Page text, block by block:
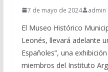
7 de mayo de 2024 admin
El Museo Histórico
Leonés, llevará adelante
Españoles”, una
miembros del Instituto